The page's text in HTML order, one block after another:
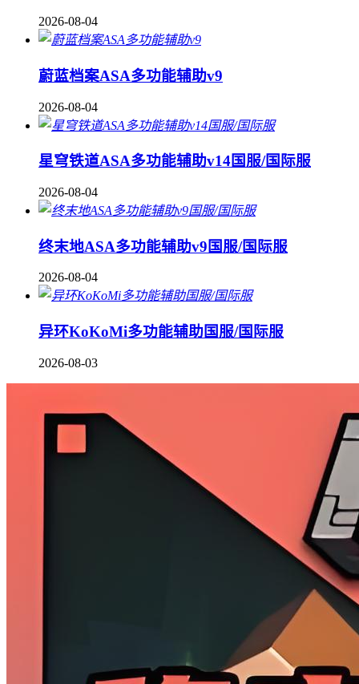
2026-08-04
蔚蓝档案ASA多功能辅助v9
2026-08-04
星穹铁道ASA多功能辅助v14国服/国际服
2026-08-04
终末地ASA多功能辅助v9国服/国际服
2026-08-04
异环KoKoMi多功能辅助国服/国际服
2026-08-03